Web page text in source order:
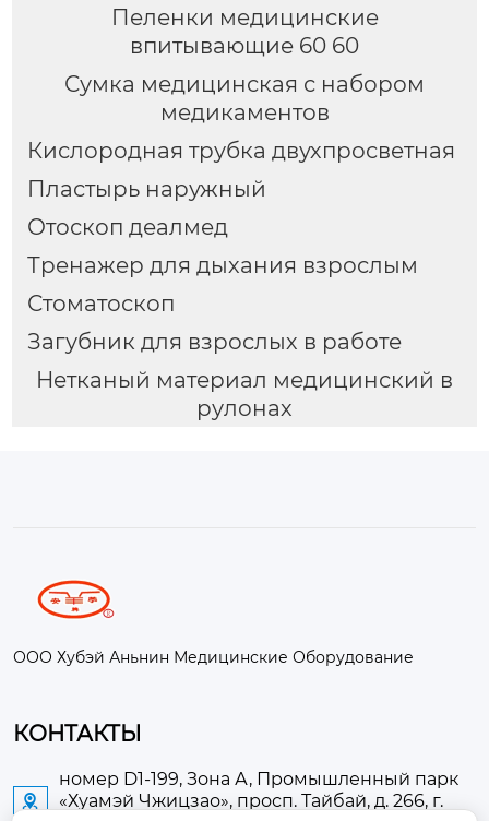
Пеленки медицинские
впитывающие 60 60
Сумка медицинская с набором
медикаментов
Кислородная трубка двухпросветная
Пластырь наружный
Отоскоп деалмед
Тренажер для дыхания взрослым
Стоматоскоп
Загубник для взрослых в работе
Нетканый материал медицинский в
рулонах
ООО Хубэй Аньнин Медицинские Оборудование
КОНТАКТЫ

номер D1-199, Зона А, Промышленный парк
«Хуамэй Чжицзао», просп. Тайбай, д. 266, г.